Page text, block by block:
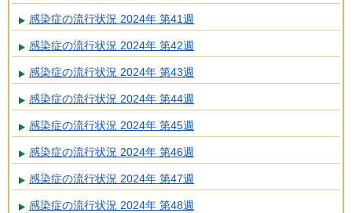
感染症の流行状況 2024年 第41週
感染症の流行状況 2024年 第42週
感染症の流行状況 2024年 第43週
感染症の流行状況 2024年 第44週
感染症の流行状況 2024年 第45週
感染症の流行状況 2024年 第46週
感染症の流行状況 2024年 第47週
感染症の流行状況 2024年 第48週